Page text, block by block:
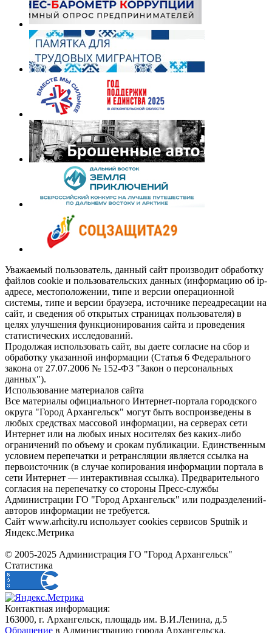
Уважаемый пользователь, данный сайт производит обработку
файлов cookie и пользовательских данных (информацию об ip-
адресе, местоположении, типе и версии операционной
системы, типе и версии браузера, источнике переадресации на
сайт, и сведения об открытых страницах пользователя) в
целях улучшения функционирования сайта и проведения
статистических исследований.
Продолжая использовать сайт, вы даете согласие на сбор и
обработку указанной информации (Статья 6 Федерального
закона от 27.07.2006 № 152-ФЗ "Закон о персональных
данных").
Использование материалов сайта
Все материалы официального Интернет-портала городского
округа "Город Архангельск" могут быть воспроизведены в
любых средствах массовой информации, на серверах сети
Интернет или на любых иных носителях без каких-либо
ограничений по объему и срокам публикации. Единственным
условием перепечатки и ретрансляции является ссылка на
первоисточник (в случае копирования информации портала в
сети Интернет — интерактивная ссылка). Предварительного
согласия на перепечатку со стороны Пресс-службы
Администрации ГО "Город Архангельск" или подразделений-
авторов информации не требуется.
Сайт www.arhcity.ru использует cookies сервисов Sputnik и
Яндекс.Метрика
© 2005-2025 Администрация ГО "Город Архангельск"
Статистика
Контактная информация:
163000, г. Архангельск, площадь им. В.И.Ленина, д.5
Обращение в Администрацию города Архангельска.